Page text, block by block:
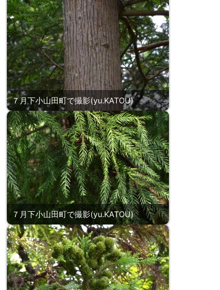
７月下小山田町で撮影(yu.KATOU)
７月下小山田町で撮影(yu.KATOU)